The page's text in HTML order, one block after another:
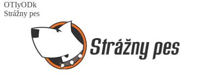
OTIyODk
Strážny pes